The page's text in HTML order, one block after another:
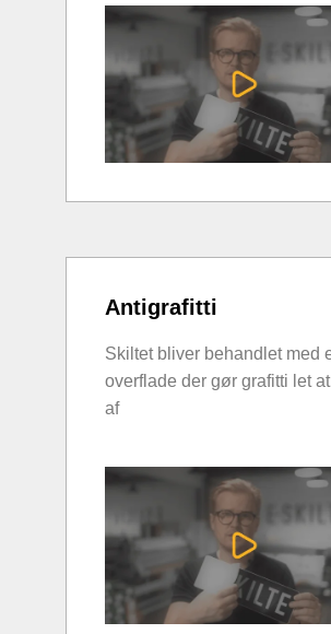
Antigrafitti
Skiltet bliver behandlet med
overflade der gør grafitti let
af